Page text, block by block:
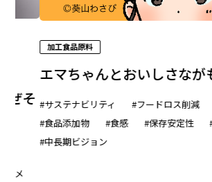
加工食品原料
エマちゃんとおいしさながも
#サステナビリティ #フードロス削減
#乳
#食品添加物
#食感 #保存安定性
#葵山
#中長期ビジョン